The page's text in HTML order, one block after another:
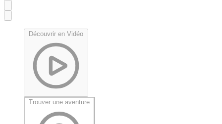
Découvrir en Vidéo
Trouver une aventure